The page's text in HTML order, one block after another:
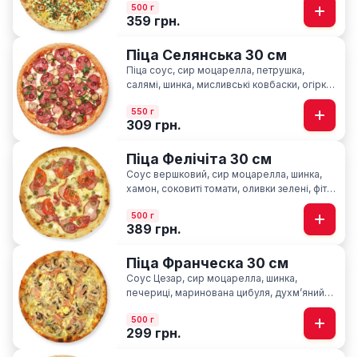
500 г
359 грн.
Піца Селянська 30 см
Піца соус, сир моцарелла, петрушка,
салямі, шинка, мисливські ковбаски, огірки
550 г
309 грн.
Піца Фелічіта 30 см
Соус вершковий, сир моцарелла, шинка,
хамон, соковиті томати, оливки зелені, фіта,
500 г
389 грн.
Піца Франческа 30 см
Соус Цезар, сир моцарелла, шинка,
печериці, маринована цибуля, духмʼяний
500 г
299 грн.